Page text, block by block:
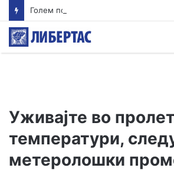
Уживајте во
температури,
метеролошки